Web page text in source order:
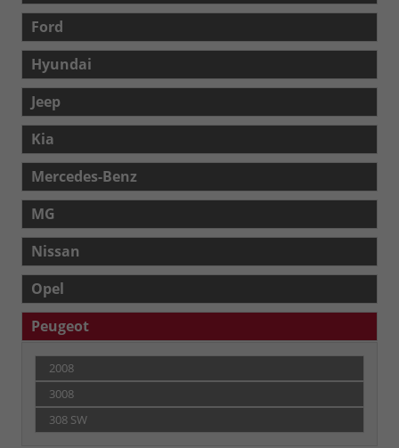
Ford
Hyundai
Jeep
Kia
Mercedes-Benz
MG
Nissan
Opel
Peugeot
2008
3008
308 SW